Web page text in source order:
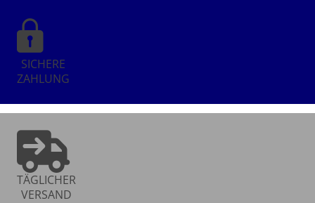
SICHERE
ZAHLUNG
TÄGLICHER
VERSAND